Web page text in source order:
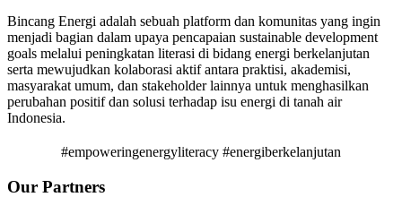
Bincang Energi adalah sebuah platform dan komunitas yang ingin
menjadi bagian dalam upaya pencapaian sustainable development
goals melalui peningkatan literasi di bidang energi berkelanjutan
serta mewujudkan kolaborasi aktif antara praktisi, akademisi,
masyarakat umum, dan stakeholder lainnya untuk menghasilkan
perubahan positif dan solusi terhadap isu energi di tanah air
Indonesia.
#empoweringenergyliteracy #energiberkelanjutan
Our Partners